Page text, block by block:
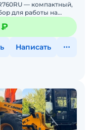
— компактный,
для работы на
складах и фермах.
₽
Написать